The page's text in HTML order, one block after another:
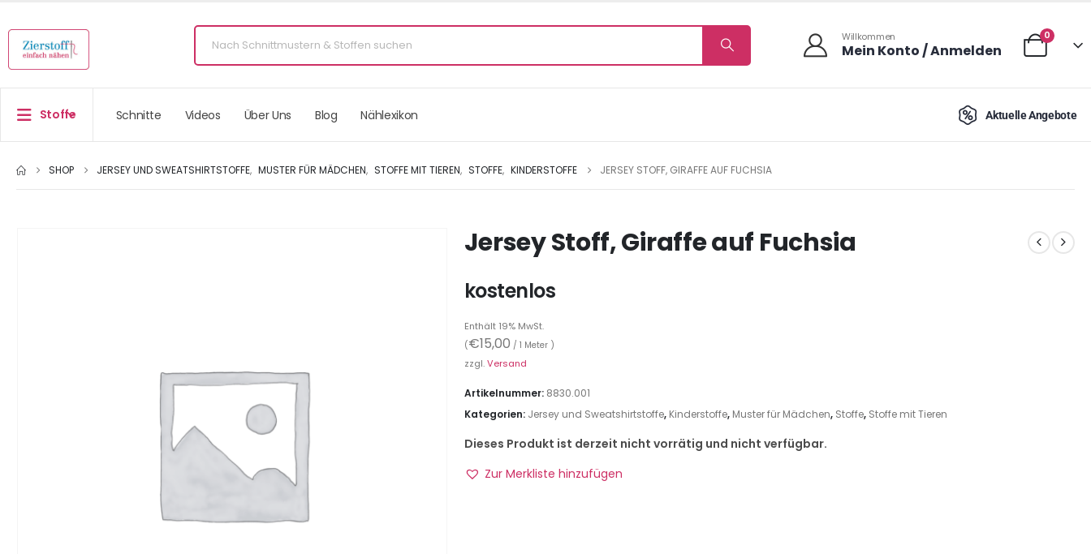
Willkommen
Mein Konto / Anmelden
0
Stoffe Schnitte Videos Über Uns Blog Nählexikon Aktuelle Angebote
SHOP JERSEY UND SWEATSHIRTSTOFFE, MUSTER FÜR MÄDCHEN, STOFFE MIT TIEREN, STOFFE, KINDERSTOFFE JERSEY STOFF, GIRAFFE AUF FUCHSIA
Jersey Stoff, Giraffe auf Fuchsia
kostenlos
Enthält 19% MwSt.
(€15,00 / 1 Meter )
zzgl.Versand
Artikelnummer: 8830.001
Kategorien: Jersey und Sweatshirtstoffe, Kinderstoffe, Muster für Mädchen, Stoffe, Stoffe mit Tieren
Dieses Produkt ist derzeit nicht vorrätig und nicht verfügbar.
Zur Merkliste hinzufügen